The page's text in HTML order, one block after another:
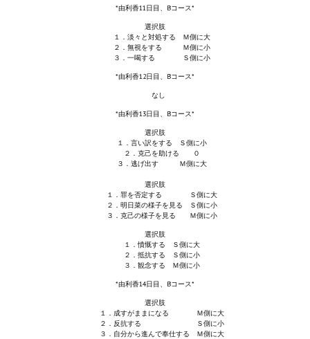
*由利香11日目、Bコース*
選択肢
１．淡々と対処する Ｍ側に大
２．無視をする Ｍ側に小
３．一喝する Ｓ側に小
*由利香12日目、Bコース*
なし
*由利香13日目、Bコース*
選択肢
１．言い訳をする Ｓ側に小
２．克己を助ける ０
３．逃げ出す Ｍ側に大
選択肢
１．罪を否定する Ｓ側に大
２．明日菜の様子を見る Ｓ側に小
３．克己の様子を見る Ｍ側に小
選択肢
１．憤慨する Ｓ側に大
２．抵抗する Ｓ側に小
３．観念する Ｍ側に小
*由利香14日目、Bコース*
選択肢
１．成すがままになる Ｍ側に大
２．反抗する Ｓ側に小
３．自分から進んで奉仕する Ｍ側に大